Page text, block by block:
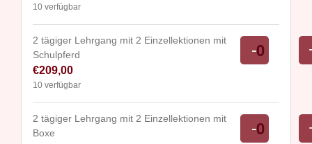
mit
3
10 verfügbar
für
3
tägiger
mit
3
2 tägiger Lehrgang mit 2 Einzellektionen mit
Schulpferd
€209,00
10 verfügbar
der
für
2
-Anzahl
2 tägiger Lehrgang mit 2 Einzellektionen mit
Boxe
-Anzahl